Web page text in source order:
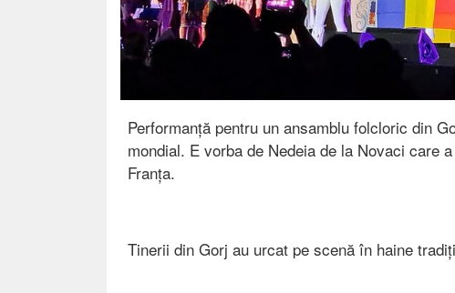
Performanță pentru un ansamblu folcloric din
mondial. E vorba de Nedeia de la Novaci care
Franța.
Tinerii din Gorj au urcat pe scenă în haine